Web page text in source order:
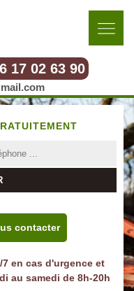
17 02 63 90
contacter
en cas d'urgence et
au samedi de 8h-20h